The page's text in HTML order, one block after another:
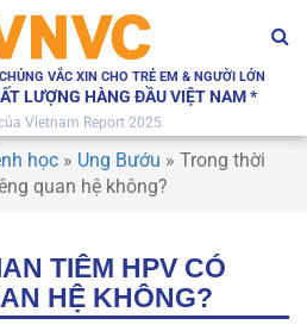
VẮC XIN CHO TRẺ EM & NGƯỜI LỚN
LƯỢNG HÀNG ĐẦU VIỆT NAM *
Vietnam Report 2025
học » Ung Bướu » Trong thời
quan hệ không?
TIÊM HPV CÓ
HỆ KHÔNG?